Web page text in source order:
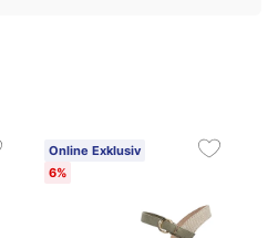
Online Exklusiv
6%